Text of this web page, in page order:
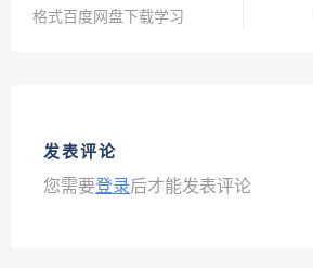
格式百度网盘下载学习
发表评论
您需要登录后才能发表评论